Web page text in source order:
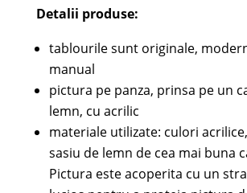
Detalii produse:
tablourile sunt originale,
manual
pictura pe panza, prinsa pe un
lemn, cu acrilic
materiale utilizate: culori
sasiu de lemn de cea mai buna
Pictura este acoperita cu un